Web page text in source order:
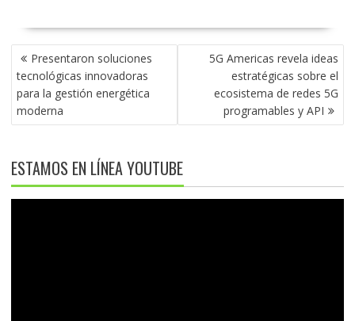
NAVEGACIÓN
DE
ENTRADAS
Presentaron soluciones
tecnológicas innovadoras
para la gestión energética
moderna
5G Americas revela ideas
estratégicas sobre el
ecosistema de redes 5G
programables y API
ESTAMOS EN LÍNEA YOUTUBE